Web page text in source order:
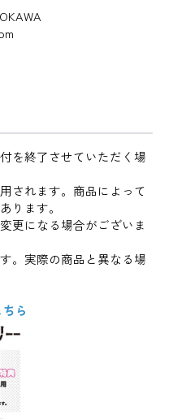
を終了させていただく場
されます。商品によって
ります。
更になる場合がございま
。実際の商品と異なる場
ちら